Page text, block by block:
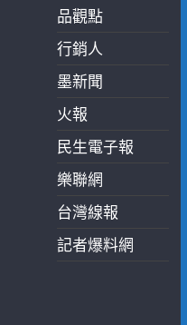
品觀點
行銷人
墨新聞
火報
民生電子報
樂聯網
台灣線報
記者爆料網